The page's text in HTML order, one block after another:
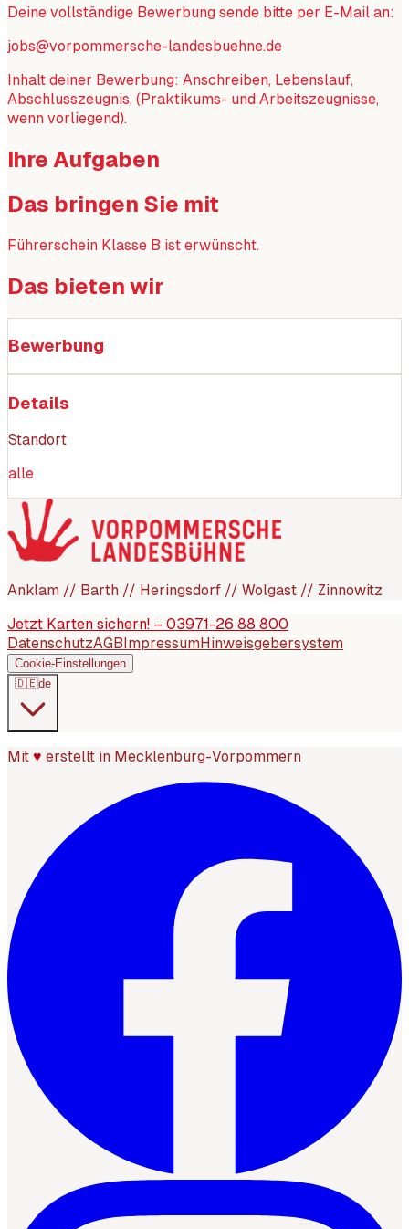
Deine vollständige Bewerbung sende bitte per E-Mail an:
jobs@vorpommersche-landesbuehne.de
Inhalt deiner Bewerbung: Anschreiben, Lebenslauf,
Abschlusszeugnis, (Praktikums- und Arbeitszeugnisse,
wenn vorliegend).
Ihre Aufgaben
Das bringen Sie mit
Führerschein Klasse B ist erwünscht.
Das bieten wir
Bewerbung
Details
Standort
alle
Anklam // Barth // Heringsdorf // Wolgast // Zinnowitz
Jetzt Karten sichern! – 03971-26 88 800
DatenschutzAGB ImpressumHinweisgebersystem
Cookie-Einstellungen
🇩🇪de
Mit ♥ erstellt in Mecklenburg-Vorpommern